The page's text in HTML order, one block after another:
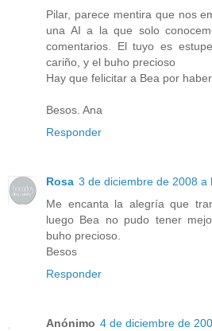
Pilar, parece mentira que nos
una AI a la que solo
comentarios. El tuyo es
cariño, y el buho precioso
Hay que felicitar a Bea por
Besos. Ana
Responder
Rosa 3 de diciembre de 2008 a
Me encanta la alegría que
luego Bea no pudo tener
buho precioso.
Besos
Responder
Anónimo 4 de diciembre de